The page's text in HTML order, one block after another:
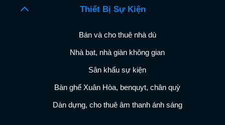
Thiết Bị Sự Kiện
Bán và cho thuê nhà dù
Nhà bạt, nhà giàn không gian
Sân khấu sự kiện
Bàn ghế Xuân Hòa, benquyt, chân quỳ
Dàn dựng, cho thuê âm thanh ánh sáng